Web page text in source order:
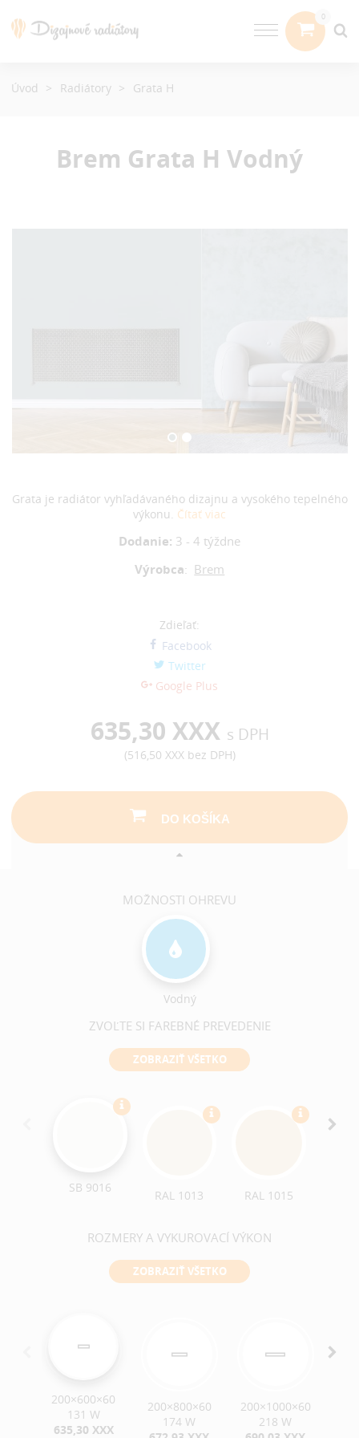
Brem Grata H Vodný
Grata je radiátor vyhľadávaného dizajnu a vysokého tepelného
výkonu. Čítať viac
Dodanie: 3 - 4 týždne
Výrobca: Brem
Zdieľať:
Facebook
Twitter
Google Plus
635,30 XXX s DPH
(516,50 XXXbez DPH)
DO KOŠÍKA
MOŽNOSTI OHREVU
Vodný
ZVOĽTE SI FAREBNÉ PREVEDENIE
ZOBRAZIŤ VŠETKO
SB 9016 RAL 1013 RAL 1015
ROZMERY A VYKUROVACÍ VÝKON
ZOBRAZIŤ VŠETKO
200×600×60
131 W
635,30 XXX
200×800×60
174 W
200×1000×60
218 W
Úvod Radiátory Grata H